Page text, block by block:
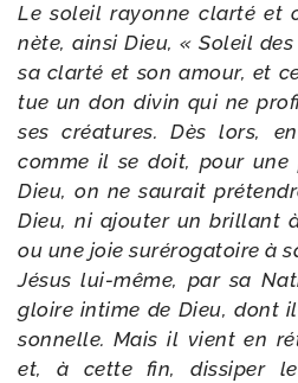
Le soleil rayonne clar­té et
nète, ain­si Dieu, « Soleil
sa clar­té et son amour, et
tue un don divin qui ne
ses créa­tures. Dès lors,
comme il se doit, pour une
Dieu, on ne sau­rait
Dieu, ni ajou­ter un brillant
ou une joie sur­éro­ga­toire à
Jésus lui-​même, par sa
gloire intime de Dieu, dont
son­nelle. Mais il vient en
et, à cette fin, dis­si­per